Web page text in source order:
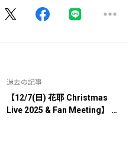
過去の記事
【12/7(日) 花耶 Christmas
Live 2025 & Fan Meeting】 チ